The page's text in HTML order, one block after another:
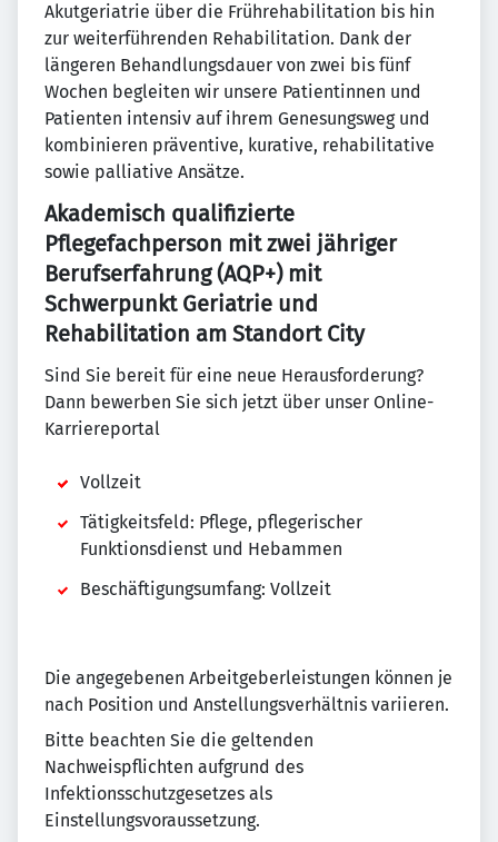
Akutgeriatrie über die Frührehabilitation bis hin
zur weiterführenden Rehabilitation. Dank der
längeren Behandlungsdauer von zwei bis fünf
Wochen begleiten wir unsere Patientinnen und
Patienten intensiv auf ihrem Genesungsweg und
kombinieren präventive, kurative, rehabilitative
sowie palliative Ansätze.
Akademisch qualifizierte
Pflegefachperson mit zwei jähriger
Berufserfahrung (AQP+) mit
Schwerpunkt Geriatrie und
Rehabilitation am Standort City
Sind Sie bereit für eine neue Herausforderung?
Dann bewerben Sie sich jetzt über unser Online-
Karriereportal
Vollzeit
Tätigkeitsfeld: Pflege, pflegerischer
Funktionsdienst und Hebammen
Beschäftigungsumfang: Vollzeit
Die angegebenen Arbeitgeberleistungen können je
nach Position und Anstellungsverhältnis variieren.
Bitte beachten Sie die geltenden
Nachweispflichten aufgrund des
Infektionsschutzgesetzes als
Einstellungsvoraussetzung.